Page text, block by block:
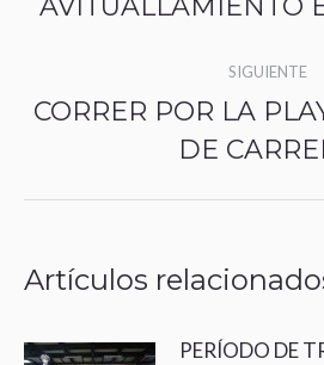
AVITUALLAMIENTO
SIGUIENTE
CORRER POR LA
DE
Artículos
PERÍODO DE